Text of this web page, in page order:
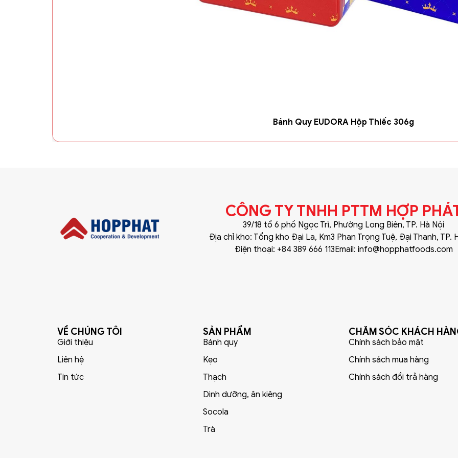
Bánh Quy EUDORA Hộp Thiếc 306g
CÔNG TY TNHH PTTM HỢP
39/18 tổ 6 phố Ngọc Trì, Phường Long Biên, TP. Hà Nội
Địa chỉ kho: Tổng kho Đại La, Km3 Phan Trọng Tuệ, Đại Thanh, TP.
Điện thoại: +84 389 666 113Email: info@hopphatfoods.com
VỀ CHÚNG TÔI
Giới thiệu
Liên hệ
Tin tức
SẢN PHẨM
Bánh quy
Kẹo
Thạch
Dinh dưỡng, ăn kiêng
Socola
Trà
CHĂM SÓC KHÁCH
Chính sách bảo mật
Chính sách mua hàng
Chính sách đổi trả hàng